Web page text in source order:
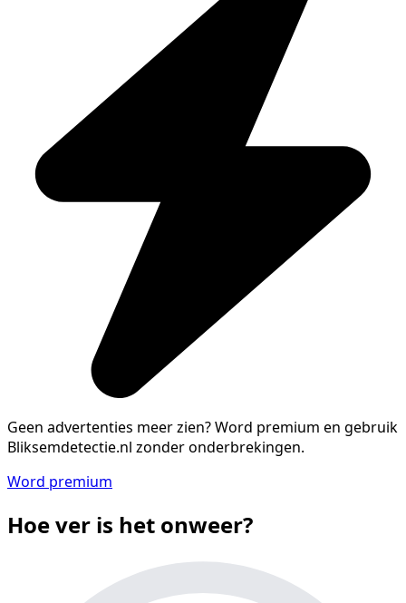
Geen advertenties meer zien?Word premium en gebruik
Bliksemdetectie.nl zonder onderbrekingen.
Word premium
Hoe ver is het onweer?